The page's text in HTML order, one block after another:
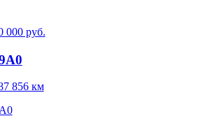
000 руб.
856 км